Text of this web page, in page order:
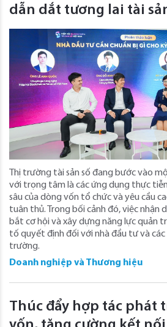
dẫn dắt tương lai tài
Thị trường tài sản số đang bước vào
với trọng tâm là các ứng dụng thực
sâu của dòng vốn tổ chức và yêu cầu
tuân thủ. Trong bối cảnh đó, việc nhận
bắt cơ hội và xây dựng năng lực quản
tố quyết định đối với nhà đầu tư và
trường.
Doanh nghiệp và Thương hiệu
Thúc đẩy hợp tác phát